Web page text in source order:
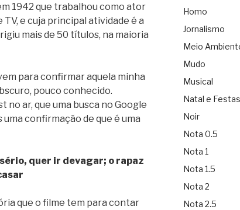
1942 que trabalhou como ator
e cuja principal atividade é a
mais de 50 títulos, na maioria
para confirmar aquela minha
pouco conhecido.
ar, que uma busca no Google
confirmação de que é uma
quer ir devagar; o rapaz
que o filme tem para contar
Homo
Jornalismo
Meio
Mudo
Musical
Natal e Festas
Noir
Nota 0.5
Nota 1
Nota 1.5
Nota 2
Nota 2.5